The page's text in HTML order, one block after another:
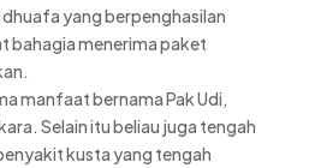
yang berpenghasilan
bahagia menerima paket
manfaat bernama Pak Udi,
Selain itu beliau juga tengah
kusta yang tengah